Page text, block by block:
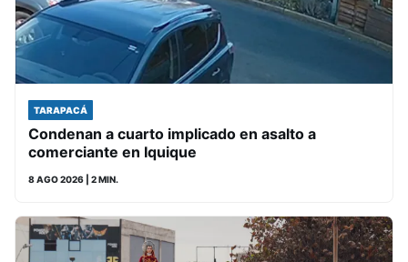
TARAPACÁ
Condenan a cuarto implicado en asalto a
comerciante en Iquique
8 AGO 2026 | 2 MIN.